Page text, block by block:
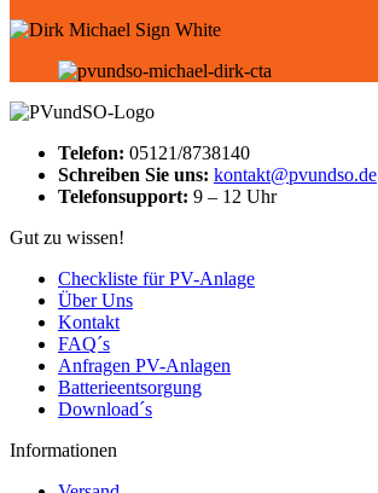
Telefon: 05121/8738140
Schreiben Sie uns: kontakt@pvundso.de
Telefonsupport: 9 – 12 Uhr
Gut zu wissen!
Checkliste für PV-Anlage
Über Uns
Kontakt
FAQ´s
Anfragen PV-Anlagen
Batterieentsorgung
Download´s
Informationen